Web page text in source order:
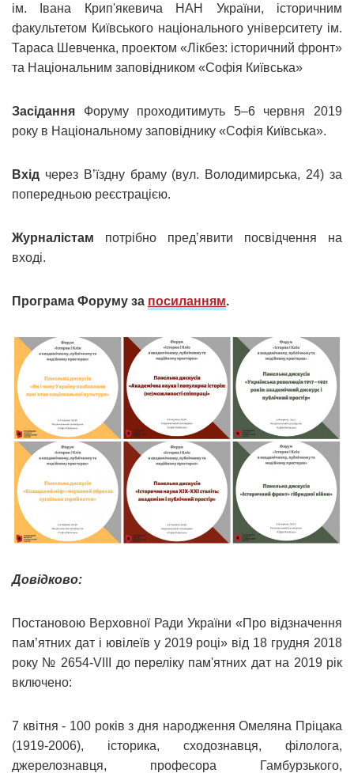
ім. Івана Крип'якевича НАН України, історичним
факультетом Київського національного університету ім.
Тараса Шевченка, проектом «Лікбез: історичний фронт»
та Національним заповідником «Софія Київська»
Засідання Форуму проходитимуть 5–6 червня 2019
року в Національному заповіднику «Софія Київська».
Вхід через В’їздну браму (вул. Володимирська, 24) за
попередньою реєстрацією.
Журналістам потрібно пред’явити посвідчення на
вході.
Програма Форуму за посиланням.
Довідково:
Постановою Верховної Ради України «Про відзначення
пам’ятних дат і ювілеїв у 2019 році» від 18 грудня 2018
року № 2654-VIII до переліку пам'ятних дат на 2019 рік
включено:
7 квітня ‑ 100 років з дня народження Омеляна Пріцака
(1919-2006), історика, сходознавця, філолога,
джерелознавця, професора Гамбурзького,